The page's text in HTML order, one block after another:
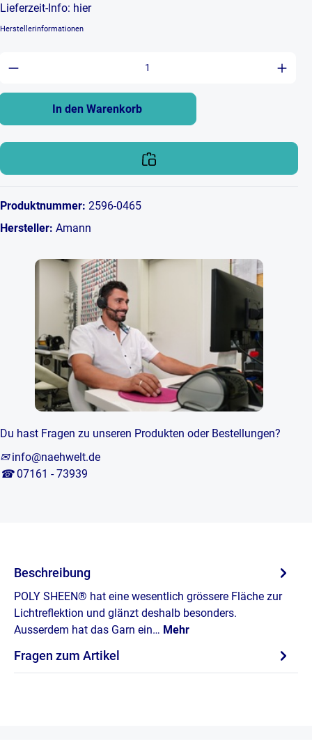
Lieferzeit-Info: hier
Herstellerinformationen
Anzahl: Gib den gewünschten Wert
In den Warenkorb
Produktnummer: 2596-0465
Hersteller: Amann
Du hast Fragen zu unseren Produkten oder Bestellungen?
✉ info@naehwelt.de
☎ 07161 - 73939
Beschreibung
POLY SHEEN® hat eine wesentlich grössere Fläche zur
Lichtreflektion und glänzt deshalb besonders.
Ausserdem hat das Garn ein… Mehr
Fragen zum Artikel